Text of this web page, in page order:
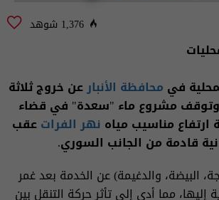
1,376 شوهد
في محافظة الأنبارعن خروج ثلاثة
مشروع ماء "سعدة" في قضاء
ارتفاع مناسيب مياه نهر الفراتعقب
قادمة من الجانب السوري.
البيضة، والدغيمة) عن الخدمة بعد غمر
إليها، مما أدى إلى تأثر حركة التنقل بين